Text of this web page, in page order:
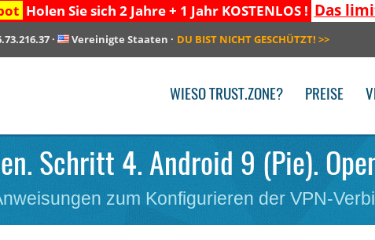
Holen Sie sich 2 Jahre + 1 Jahr KOSTENLOS ! Das
· Vereinigte Staaten · DU BIST NICHT GESCHÜTZT! >>
WIESO TRUST.ZONE? PREISE
Schritt 4. Android 9 (Pie).
zum Konfigurieren der VPN-